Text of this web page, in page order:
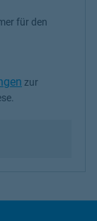
für den
Kenntnis
zur